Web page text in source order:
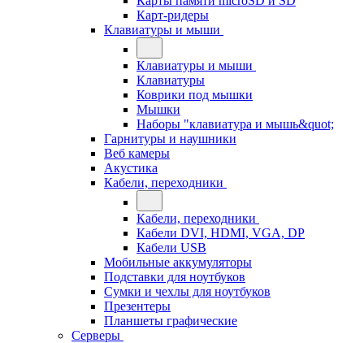
Карт-ридеры
Клавиатуры и мыши
Клавиатуры и мыши
Клавиатуры
Коврики под мышки
Мышки
Наборы "клавиатура и мышь&quot;
Гарнитуры и наушники
Веб камеры
Акустика
Кабели, переходники
Кабели, переходники
Кабели DVI, HDMI, VGA, DP
Кабели USB
Мобильные аккумуляторы
Подставки для ноутбуков
Сумки и чехлы для ноутбуков
Презентеры
Планшеты графические
Серверы